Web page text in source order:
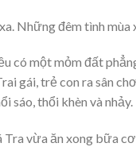
Những đêm tình mùa
có một mỏm đất
gái, trẻ con ra sân
sáo, thổi khèn và nhảy.
Tra vừa ăn xong bữa